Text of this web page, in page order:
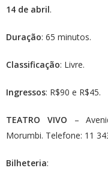
14 de abril.
Duração: 65 minutos.
Classificação: Livre.
Ingressos: R$90 e R$45.
TEATRO VIVO –
Morumbi. Telefone: 11
Bilheteria: